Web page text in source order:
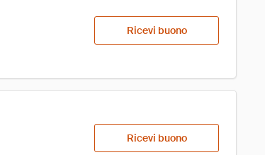
Ricevi buono
Ricevi buono